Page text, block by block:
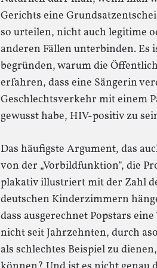
Gerichts eine
so urteilen, nicht auch legitime
anderen Fällen unterbinden. Es
begründen, warum die
erfahren, dass eine Sängerin
Geschlechtsverkehr mit einem
gewusst habe, HIV-positiv zu
Das häufigste Argument, das
von der „Vorbildfunktion“, die
plakativ illustriert mit der Zahl
deutschen Kinderzimmern
dass ausgerechnet Popstars
nicht seit Jahrzehnten, durch
als schlechtes Beispiel zu